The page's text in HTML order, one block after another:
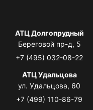
АТЦ Долгопрудный
Береговой пр-д, 5
+7 (495) 032-08-22
АТЦ Удальцова
ул. Удальцова, 60
+7 (499) 110-86-79